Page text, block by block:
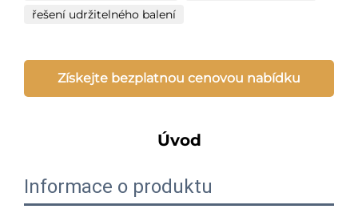
řešení udržitelného balení
Získejte bezplatnou cenovou nabídku
Úvod
Informace o produktu